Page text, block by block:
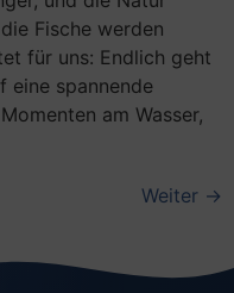
Fische werden
für uns: Endlich geht
eine spannende
am Wasser,
Weiter →